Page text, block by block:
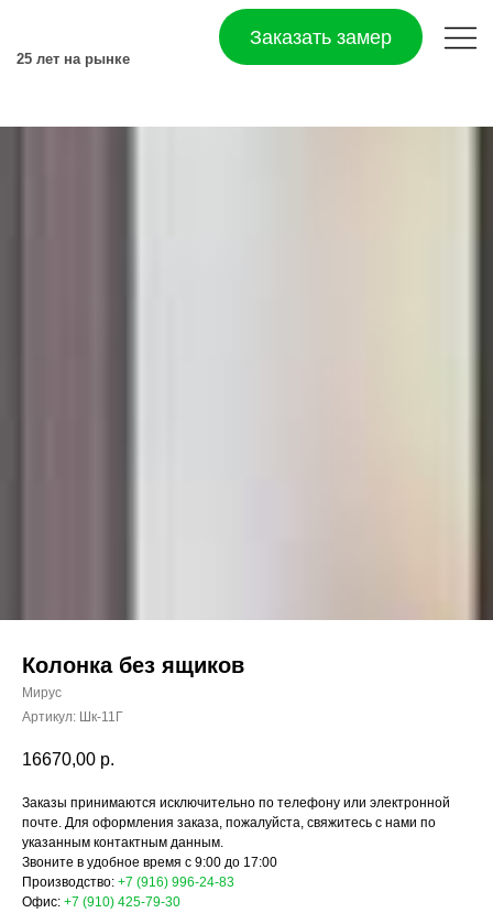
Заказать замер
Колонка без ящиков
Мирус
Артикул: Шк-11Г
16670,00 р.
Заказы принимаются исключительно по телефону или электронной
почте. Для оформления заказа, пожалуйста, свяжитесь с нами по
указанным контактным данным.
Звоните в удобное время с 9:00 до 17:00
Производство: +7 (916) 996-24-83
Офис: +7 (910) 425-79-30